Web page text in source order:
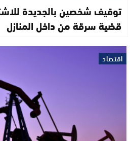
توقيف شخصين بالجديدة
قضية سرقة من داخل المنازل
اقتصاد